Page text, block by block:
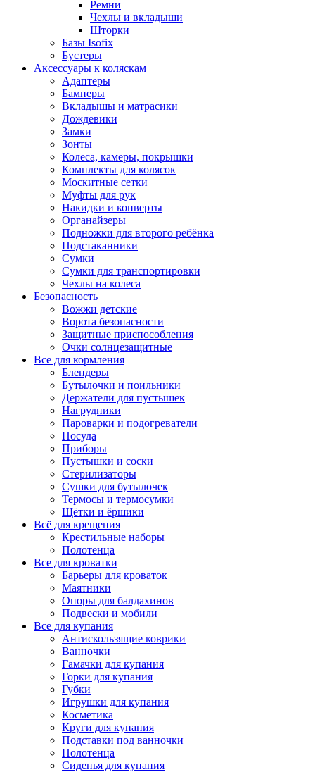
Ремни
Чехлы и вкладыши
Шторки
Базы Isofix
Бустеры
Аксессуары к коляскам
Адаптеры
Бамперы
Вкладышы и матрасики
Дождевики
Замки
Зонты
Колеса, камеры, покрышки
Комплекты для колясок
Москитные сетки
Муфты для рук
Накидки и конверты
Органайзеры
Подножки для второго ребёнка
Подстаканники
Сумки
Сумки для транспортировки
Чехлы на колеса
Безопасность
Вожжи детские
Ворота безопасности
Защитные приспособления
Очки солнцезащитные
Все для кормления
Блендеры
Бутылочки и поильники
Держатели для пустышек
Нагрудники
Пароварки и подогреватели
Посуда
Приборы
Пустышки и соски
Стерилизаторы
Сушки для бутылочек
Термосы и термосумки
Щётки и ёршики
Всё для крещения
Крестильные наборы
Полотенца
Все для кроватки
Барьеры для кроваток
Маятники
Опоры для балдахинов
Подвески и мобили
Все для купания
Антискользящие коврики
Ванночки
Гамачки для купания
Горки для купания
Губки
Игрушки для купания
Косметика
Круги для купания
Подставки под ванночки
Полотенца
Сиденья для купания